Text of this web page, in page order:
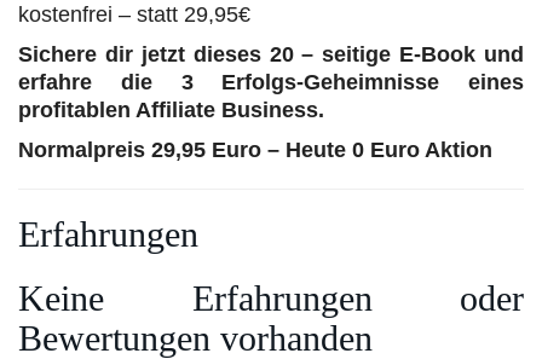
kostenfrei – statt 29,95€
Sichere dir jetzt dieses 20 – seitige E-Book und
erfahre die 3 Erfolgs-Geheimnisse eines
profitablen Affiliate Business.
Normalpreis 29,95 Euro – Heute 0 Euro Aktion
Erfahrungen
Keine Erfahrungen oder
Bewertungen vorhanden